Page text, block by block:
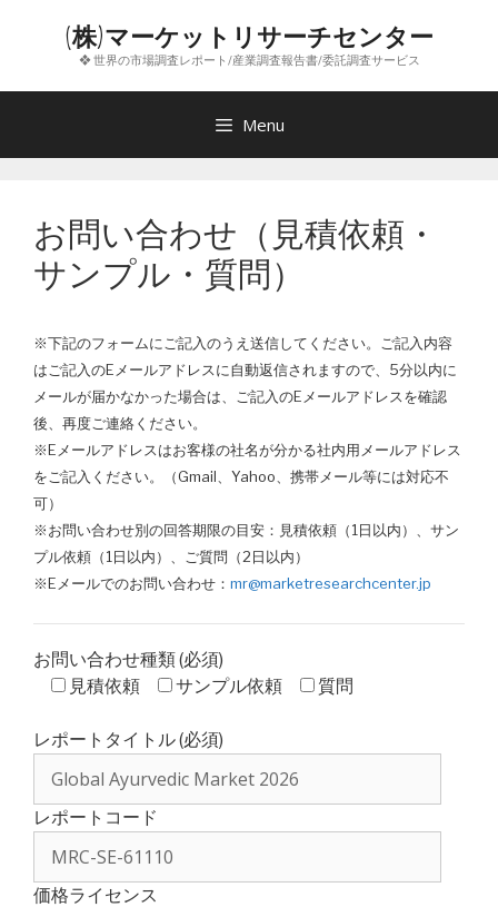
ン
(株)マーケットリサーチセンター
❖ 世界の市場調査レポート/産業調査報告書/委託調査サービス
Menu
お問い合わせ（見積依頼・
サンプル・質問）
※下記のフォームにご記入のうえ送信してください。ご記入内容
はご記入のEメールアドレスに自動返信されますので、5分以内に
メールが届かなかった場合は、ご記入のEメールアドレスを確認
後、再度ご連絡ください。
※Eメールアドレスはお客様の社名が分かる社内用メールアドレス
をご記入ください。（Gmail、Yahoo、携帯メール等には対応不
可）
※お問い合わせ別の回答期限の目安：見積依頼（1日以内）、サン
プル依頼（1日以内）、ご質問（2日以内）
※Eメールでのお問い合わせ： mr@marketresearchcenter.jp
お問い合わせ種類 (必須)
見積依頼
サンプル依頼 質問
レポートタイトル (必須)
レポートコード
価格ライセンス